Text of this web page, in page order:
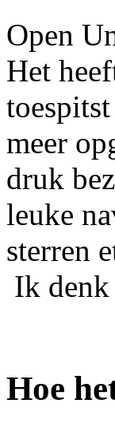
Open
Het
meer
druk
leuke
sterren
Ik denk
Hoe